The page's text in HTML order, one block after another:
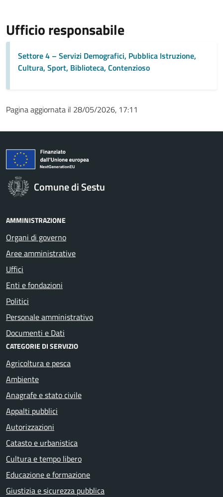
Ufficio responsabile
Settore 4 – Servizi Demografici, Pubblica Istruzione,
Cultura, Sport, Biblioteca, Contenzioso
Pagina aggiornata il 28/05/2026, 17:11
Comune di Sestu
AMMINISTRAZIONE
Organi di governo
Aree amministrative
Uffici
Enti e fondazioni
Politici
Personale amministrativo
Documenti e Dati
CATEGORIE DI SERVIZIO
Agricoltura e pesca
Ambiente
Anagrafe e stato civile
Appalti pubblici
Autorizzazioni
Catasto e urbanistica
Cultura e tempo libero
Educazione e formazione
Giustizia e sicurezza pubblica